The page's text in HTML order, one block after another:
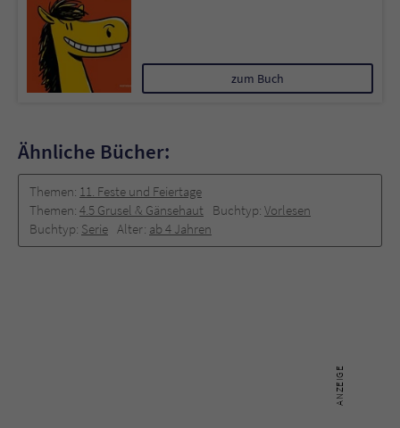
zum Buch
Ähnliche Bücher:
Themen: 11. Feste und Feiertage
Themen: 4.5 Grusel & Gänsehaut Buchtyp: Vorlesen
Buchtyp: Serie Alter: ab 4 Jahren